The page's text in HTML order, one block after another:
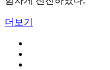
더보기